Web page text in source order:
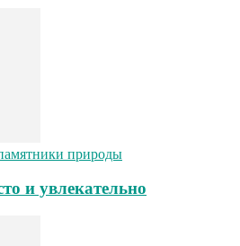
природы
и увлекательно